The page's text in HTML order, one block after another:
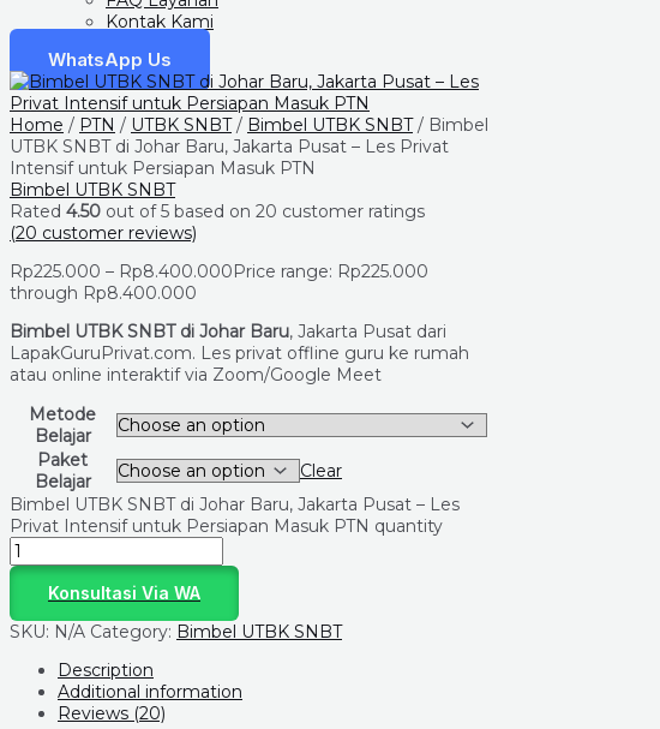
Kontak Kami
WhatsApp Us
Home / PTN / UTBK SNBT/ Bimbel UTBK SNBT/ Bimbel
UTBK SNBT di Johar Baru, Jakarta Pusat – Les Privat
Intensif untuk Persiapan Masuk PTN
Bimbel UTBK SNBT
Rated 4.50 out of 5 based on 20 customer ratings
(20 customer reviews)
Rp225.000 – Rp8.400.000Price range: Rp225.000
through Rp8.400.000
Bimbel UTBK SNBT di Johar Baru, Jakarta Pusat dari
LapakGuruPrivat.com. Les privat offline guru ke rumah
atau online interaktif via Zoom/Google Meet
Metode
Belajar
Paket
Belajar
Clear
Bimbel UTBK SNBT di Johar Baru, Jakarta Pusat – Les
Privat Intensif untuk Persiapan Masuk PTN quantity
Konsultasi Via WA
SKU: N/A Category: Bimbel UTBK SNBT
Description
Additional information
Reviews (20)